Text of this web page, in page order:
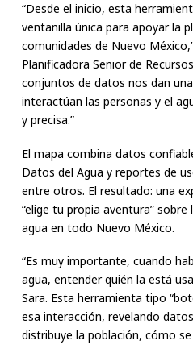
“Desde el inicio, esta
ventanilla única para apoyar la
comunidades de Nuevo
Planificadora Senior de
conjuntos de datos nos dan
interactúan las personas y el
y precisa.”
El mapa combina datos
Datos del Agua y reportes de
entre otros. El resultado: una
“elige tu propia aventura”
agua en todo Nuevo México.
“Es muy importante, cuando
agua, entender quién la está
Sara. Esta herramienta tipo
esa interacción, revelando
distribuye la población, cómo